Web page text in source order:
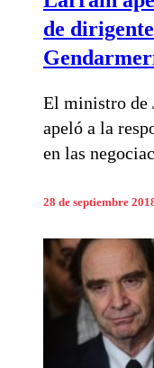
de
El ministro de
apeló a la
en las
28 de septiembre